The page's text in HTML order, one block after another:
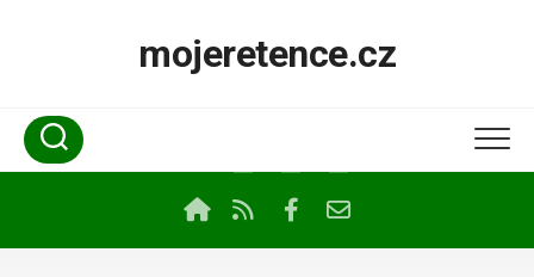
mojeretence.cz